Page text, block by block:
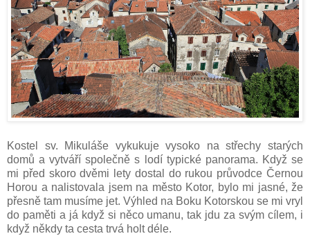
Kostel sv. Mikuláše vykukuje vysoko na střechy starých
domů a vytváří společně s lodí typické panorama. Když se
mi před skoro dvěmi lety dostal do rukou průvodce Černou
Horou a nalistovala jsem na město Kotor, bylo mi jasné, že
přesně tam musíme jet. Výhled na Boku Kotorskou se mi vryl
do paměti a já když si něco umanu, tak jdu za svým cílem, i
když někdy ta cesta trvá holt déle.